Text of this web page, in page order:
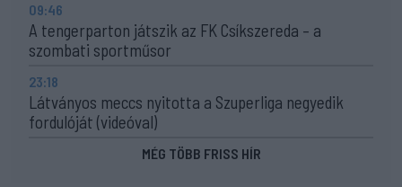
09:46
A tengerparton játszik az FK Csíkszereda – a
szombati sportműsor
23:18
Látványos meccs nyitotta a Szuperliga negyedik
fordulóját (videóval)
MÉG TÖBB FRISS HÍR